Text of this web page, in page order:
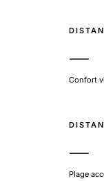
—
Confort
—
Plage